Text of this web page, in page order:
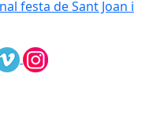
de Sant Joan i Sant